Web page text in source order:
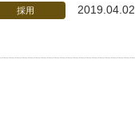
採用 2019.04.02